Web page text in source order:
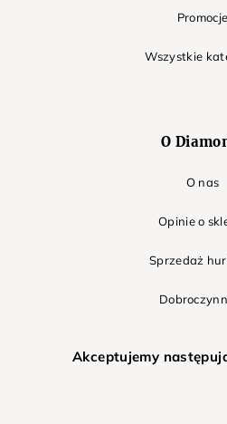
Promocje
Wszystkie
O
O nas
Opinie o
Sprzedaż
Akceptujemy